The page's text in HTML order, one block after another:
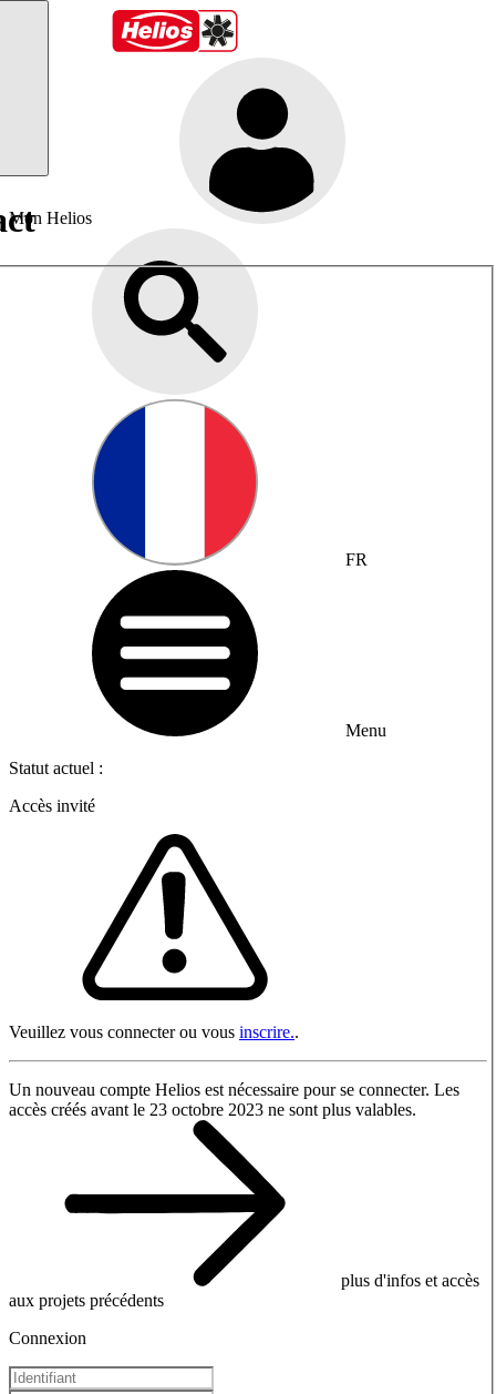
Mon Helios
FR
Menu
Statut actuel :
Accès invité
Veuillez vous connecter ou vous inscrire..
Un nouveau compte Helios est nécessaire pour se connecter. Les
accès créés avant le 23 octobre 2023 ne sont plus valables.
plus d'infos et accès
aux projets précédents
Connexion